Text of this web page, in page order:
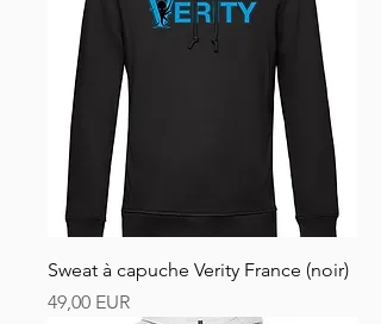
Sweat à capuche Verity France (noir)
Preț
49,00 EUR